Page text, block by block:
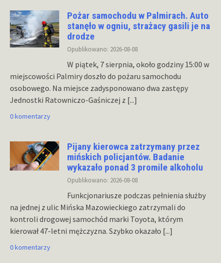
Pożar samochodu w Palmirach. Auto
stanęło w ogniu, strażacy gasili je na
drodze
Opublikowano: 2026-08-08
W piątek, 7 sierpnia, około godziny 15:00 w
miejscowości Palmiry doszło do pożaru samochodu
osobowego. Na miejsce zadysponowano dwa zastępy
Jednostki Ratowniczo-Gaśniczej z [...]
0 komentarzy
Pijany kierowca zatrzymany przez
mińskich policjantów. Badanie
wykazało ponad 3 promile alkoholu
Opublikowano: 2026-08-08
Funkcjonariusze podczas pełnienia służby
na jednej z ulic Mińska Mazowieckiego zatrzymali do
kontroli drogowej samochód marki Toyota, którym
kierował 47-letni mężczyzna. Szybko okazało [...]
0 komentarzy